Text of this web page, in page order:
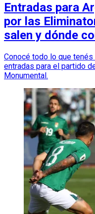
Entradas para
por las
salen y dónde
Conocé todo lo que
entradas para el partido
Monumental.